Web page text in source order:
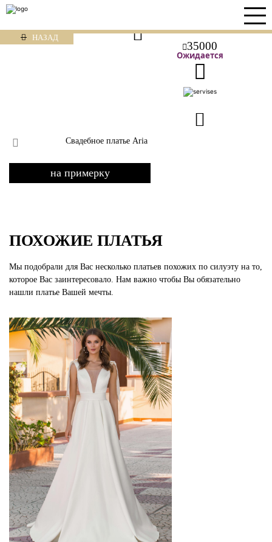
НАЗАД
35000
Ожидается
Свадебное платье Aria
на примерку
ПОХОЖИЕ ПЛАТЬЯ
Мы подобрали для Вас несколько платьев похожих по силуэту на то,
которое Вас заинтересовало. Нам важно чтобы Вы обязательно
нашли платье Вашей мечты.